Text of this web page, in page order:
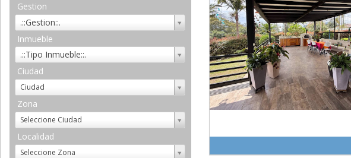
Gestion
.::Gestion::.
Inmueble
.::Tipo Inmueble::.
Ciudad
Ciudad
Zona
Seleccione Ciudad
Localidad
Seleccione Zona